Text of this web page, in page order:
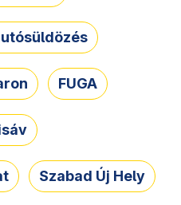
FUGA
Szabad Új Hely